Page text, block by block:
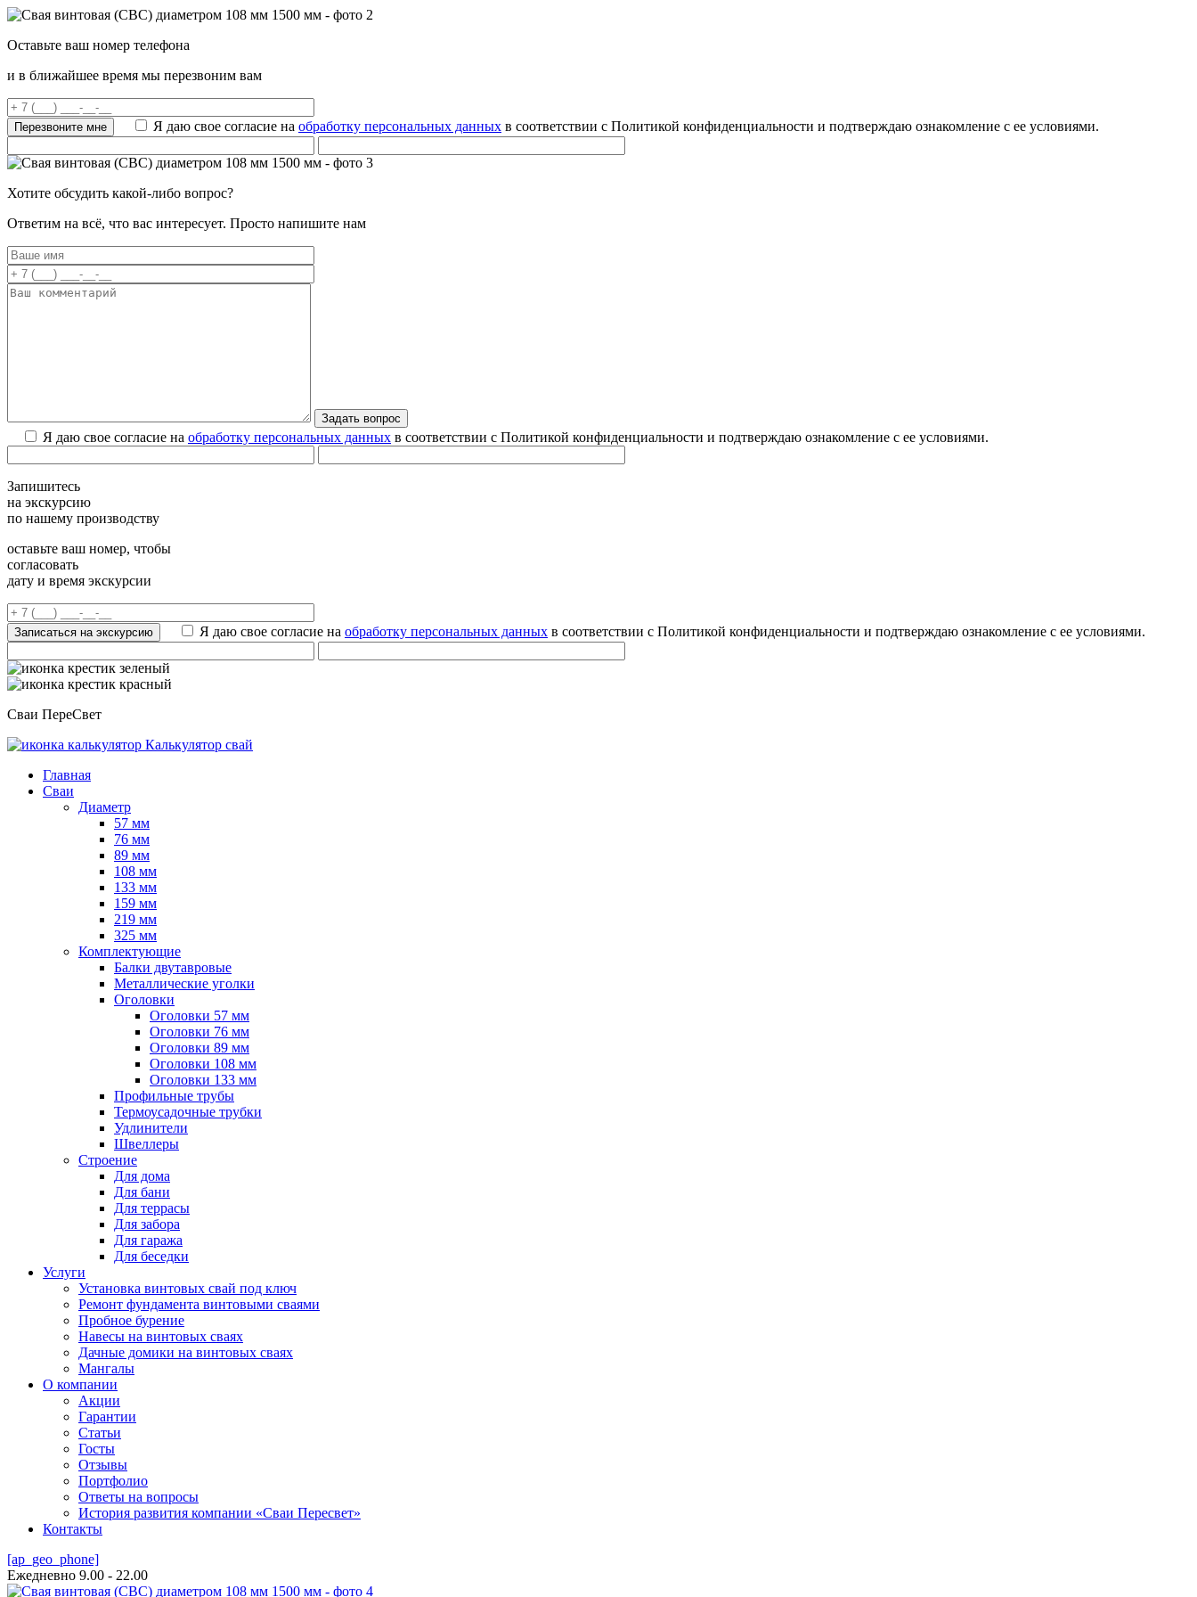
Оставьте ваш номер телефона
и в ближайшее время мы перезвоним вам
Я даю свое согласие на обработку персональных данных в соответствии с Политикой конфиденциальности и подтверждаю ознакомление с ее условиями.
Хотите обсудить какой-либо вопрос?
Ответим на всё, что вас интересует. Просто напишите нам
Я даю свое согласие на обработку персональных данных в соответствии с Политикой конфиденциальности и подтверждаю ознакомление с ее условиями.
Запишитесь
на экскурсию
по нашему производству
оставьте ваш номер, чтобы
согласовать
дату и время экскурсии
Я даю свое согласие на обработку персональных данных в соответствии с Политикой конфиденциальности и подтверждаю ознакомление с ее условиями.
Сваи ПереСвет
Калькулятор свай
Главная
Сваи
Диаметр
57 мм
76 мм
89 мм
108 мм
133 мм
159 мм
219 мм
325 мм
Комплектующие
Балки двутавровые
Металлические уголки
Оголовки
Оголовки 57 мм
Оголовки 76 мм
Оголовки 89 мм
Оголовки 108 мм
Оголовки 133 мм
Профильные трубы
Термоусадочные трубки
Удлинители
Швеллеры
Строение
Для дома
Для бани
Для террасы
Для забора
Для гаража
Для беседки
Услуги
Установка винтовых свай под ключ
Ремонт фундамента винтовыми сваями
Пробное бурение
Навесы на винтовых сваях
Дачные домики на винтовых сваях
Мангалы
О компании
Акции
Гарантии
Статьи
Госты
Отзывы
Портфолио
Ответы на вопросы
История развития компании «Сваи Пересвет»
Контакты
[ap_geo_phone]
Ежедневно 9.00 - 22.00